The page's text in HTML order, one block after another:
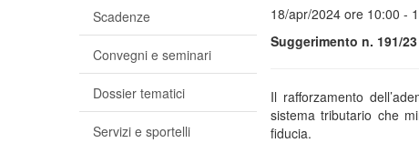
18/apr/2024 ore 10:00 -
Suggerimento n. 191/
Il rafforzamento
sistema tributario che
fiducia.
Scadenze
Convegni e seminari
Dossier tematici
Servizi e sportelli